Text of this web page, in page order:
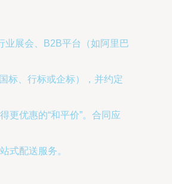
业展会、B2B平台（如阿里巴
标、行标或企标），并约定
更优惠的“和平价”。合同应
式配送服务。